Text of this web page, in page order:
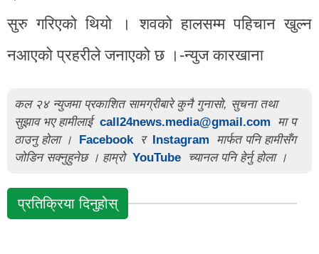
सुरु गरिएको थियो । शवको हालसम्म पहिचान खुल्न
नआएको प्रहरीले जनाएको छ ।-न्युज कारखाना
कल २४ न्युजमा प्रकाशित सामग्रीबारे कुनै गुनासो, सुचना तथा
सुझाव भए हामीलाई call24news.media@gmail.com
मा प
ठाउनु होला ।
Facebook र Instagram
मार्फत पनि हामीसँग
जोडिन सक्नुहुनेछ । हाम्रो YouTube च्यानल पनि हेर्नु होला ।
प्रतिक्रिया दिनुहोस्